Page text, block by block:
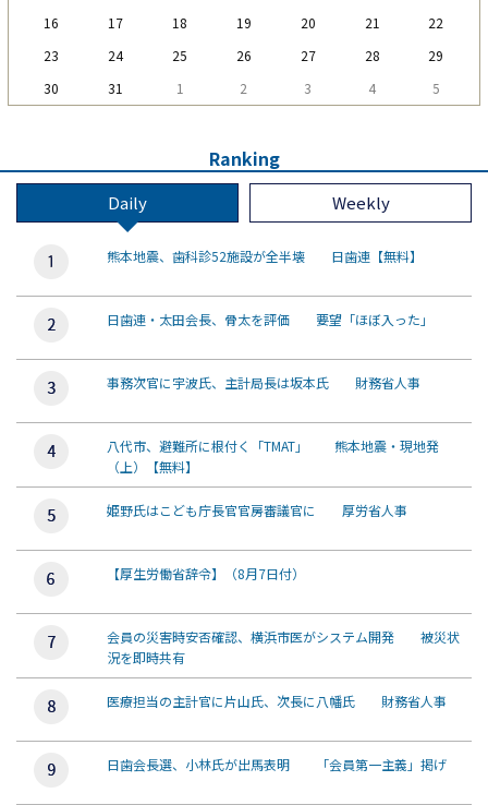
16
17 18 19 20 21
22
23
24 25 26 27 28
29
30
31 1 2 3 4 5
Ranking
Daily Weekly
熊本地震、歯科診52施設が全半壊 日歯連【無料】
日歯連・太田会長、骨太を評価 要望「ほぼ入った」
事務次官に宇波氏、主計局長は坂本氏 財務省人事
八代市、避難所に根付く「TMAT」 熊本地震・現地発
（上）【無料】
姫野氏はこども庁長官官房審議官に 厚労省人事
【厚生労働省辞令】（8月7日付）
会員の災害時安否確認、横浜市医がシステム開発 被災状
況を即時共有
医療担当の主計官に片山氏、次長に八幡氏 財務省人事
日歯会長選、小林氏が出馬表明 「会員第一主義」掲げ